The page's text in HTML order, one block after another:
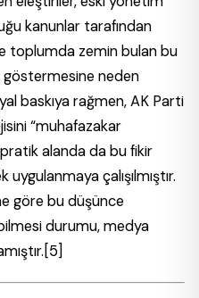
kanunlar tarafından
toplumda zemin bulan bu
neden
baskıya rağmen, AK Parti
“muhafazakar
alanda da bu fikir
çalışılmıştır.
göre bu düşünce
durumu, medya
[5]